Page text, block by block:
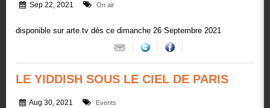
Sep 22, 2021 On air
disponible sur arte.tv dés ce dimanche 26 Septembre 2021
LE YIDDISH SOUS LE CIEL DE PARIS
Aug 30, 2021 Events